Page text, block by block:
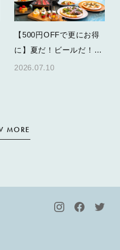
【500円OFFで更にお得
に】夏だ！ビールだ！
KARAE TABLEで乾杯す
2026.07.10
MORE